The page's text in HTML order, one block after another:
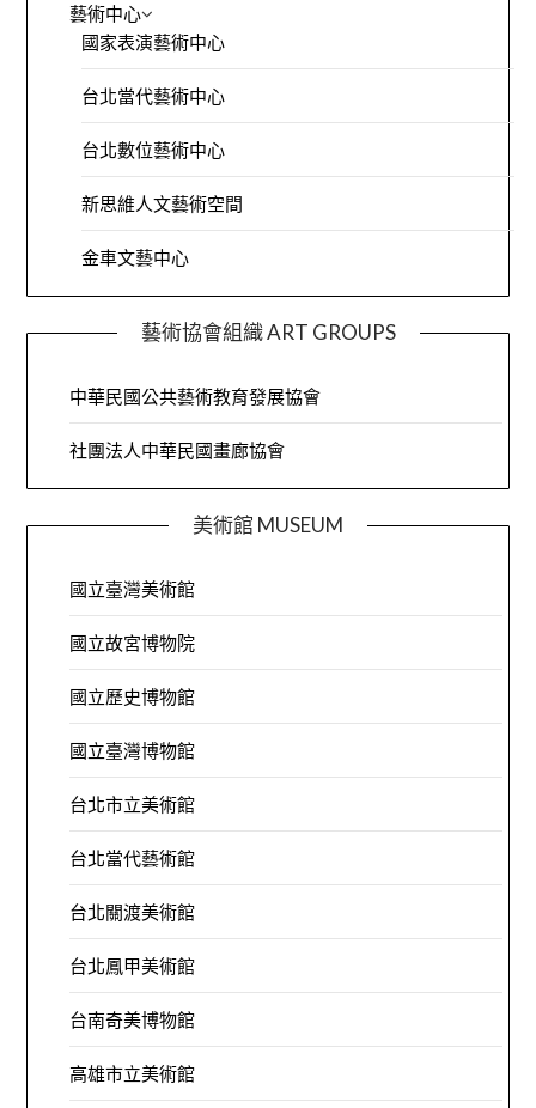
藝術中心
國家表演藝術中心
台北當代藝術中心
台北數位藝術中心
新思維人文藝術空間
金車文藝中心
藝術協會組織 ART GROUPS
中華民國公共藝術教育發展協會
社團法人中華民國畫廊協會
美術館 MUSEUM
國立臺灣美術館
國立故宮博物院
國立歷史博物館
國立臺灣博物館
台北市立美術館
台北當代藝術館
台北關渡美術館
台北鳳甲美術館
台南奇美博物館
高雄市立美術館